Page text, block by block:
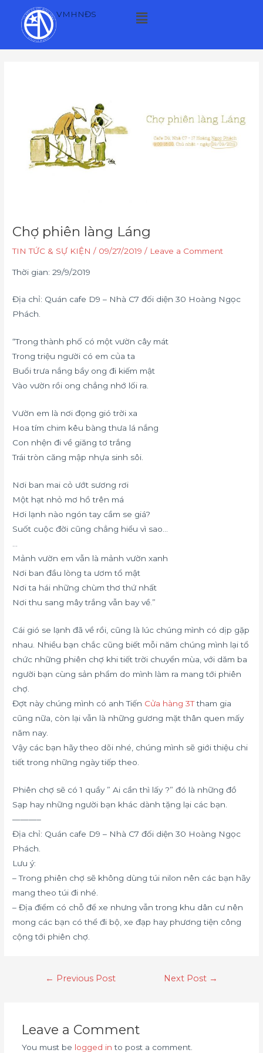
content
VMHNĐS Menu
Chợ phiên làng Láng
TIN TỨC & SỰ KIỆN / 09/27/2019/ Leave a Comment
Thời gian: 29/9/2019
Địa chỉ: Quán cafe D9 – Nhà C7 đối diện 30 Hoàng Ngọc
Phách.
“Trong thành phố có một vườn cây mát
Trong triệu người có em của ta
Buổi trưa nắng bầy ong đi kiếm mật
Vào vườn rồi ong chẳng nhớ lối ra.
Vườn em là nơi đọng gió trời xa
Hoa tím chim kêu bàng thưa lá nắng
Con nhện đi về giăng tơ trắng
Trái tròn căng mập nhựa sinh sôi.
Nơi ban mai cỏ ướt sương rơi
Một hạt nhỏ mơ hồ trên má
Hơi lạnh nào ngón tay cầm se giá?
Suốt cuộc đời cũng chẳng hiểu vì sao…
Mảnh vườn em vẫn là mảnh vườn xanh
Nơi ban đầu lòng ta ươm tổ mật
Nơi ta hái những chùm thơ thứ nhất
Nơi thu sang mây trắng vẫn bay về.”
Cái gió se lạnh đã về rồi, cũng là lúc chúng mình có dịp gặp
nhau. Nhiều bạn chắc cũng biết mỗi năm chúng mình lại tổ
chức những phiên chợ khi tiết trời chuyển mùa, với dăm ba
người bạn cùng sản phẩm do mình làm ra mang tới phiên
chợ.
Đợt này chúng mình có anh Tiến Cửa hàng 3Ttham gia
cũng nữa, còn lại vẫn là những gương mặt thân quen mấy
năm nay.
Vậy các bạn hãy theo dõi nhé, chúng mình sẽ giới thiệu chi
tiết trong những ngày tiếp theo.
Phiên chợ sẽ có 1 quầy ” Ai cần thì lấy ?” đó là những đồ
Sạp hay những người bạn khác dành tặng lại các bạn.
———–
Địa chỉ: Quán cafe D9 – Nhà C7 đối diện 30 Hoàng Ngọc
Phách.
Lưu ý:
– Trong phiên chợ sẽ không dùng túi nilon nên các bạn hãy
mang theo túi đi nhé.
– Địa điểm có chỗ để xe nhưng vẫn trong khu dân cư nên
mong các bạn có thể đi bộ, xe đạp hay phương tiện công
cộng tới phiên chợ.
← Previous Post Next Post →
Leave a Comment
You must be logged in to post a comment.